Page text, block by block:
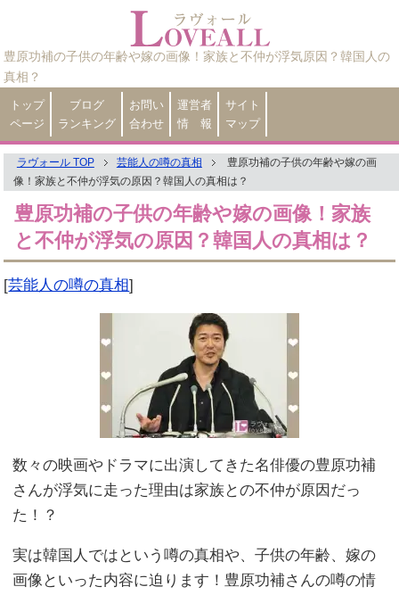
豊原功補の子供の年齢や嫁の画像！家族と不仲が浮気原因？韓国人の
真相？
トップ
ページ
ブログ
ランキング
お問い
合わせ
運営者
情 報
サイト
マップ
ラヴォール TOP 芸能人の噂の真相
豊原功補の子供の年齢や嫁の画
像！家族と不仲が浮気の原因？韓国人の真相は？
豊原功補の子供の年齢や嫁の画像！家族
と不仲が浮気の原因？韓国人の真相は？
[芸能人の噂の真相]
数々の映画やドラマに出演してきた名俳優の豊原功補
さんが浮気に走った理由は家族との不仲が原因だっ
た！？
実は韓国人ではという噂の真相や、子供の年齢、嫁の
画像といった内容に迫ります！豊原功補さんの噂の情